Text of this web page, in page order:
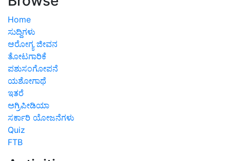
Home
ಸುದ್ದಿಗಳು
ಆರೋಗ್ಯ ಜೀವನ
ತೋಟಗಾರಿಕೆ
ಪಶುಸಂಗೋಪನೆ
ಯಶೋಗಾಥೆ
ಇತರೆ
ಅಗ್ರಿಪೀಡಿಯಾ
ಸರ್ಕಾರಿ ಯೋಜನೆಗಳು
Quiz
FTB